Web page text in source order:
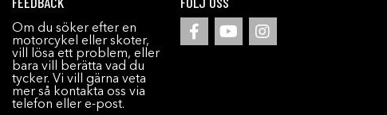
Om du söker efter en
motorcykel eller skoter,
vill lösa ett problem, eller
bara vill berätta vad du
tycker. Vi vill gärna veta
mer så kontakta oss via
telefon eller e-post.